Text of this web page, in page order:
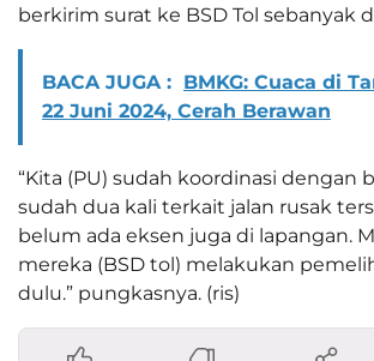
berkirim surat ke BSD Tol sebanyak
BACA JUGA : BMKG: Cuaca di
22 Juni 2024, Cerah Berawan
“Kita (PU) sudah koordinasi dengan
sudah dua kali terkait jalan rusak
belum ada eksen juga di lapangan.
mereka (BSD tol) melakukan
dulu.” pungkasnya. (ris)